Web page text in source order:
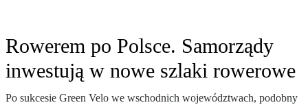
Rowerem po Polsce. Samorządy
inwestują w nowe szlaki rowerowe
Po sukcesie Green Velo we wschodnich województwach, podobny